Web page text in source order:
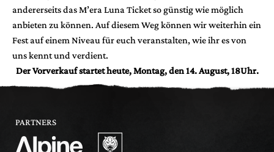
andererseits das M’era Luna Ticket so günstig wie möglich
anbieten zu können. Auf diesem Weg können wir weiterhin ein
Fest auf einem Niveau für euch veranstalten, wie ihr es von
uns kennt und verdient.
Der Vorverkauf startet heute, Montag, den 14. August, 18Uhr.
PARTNERS